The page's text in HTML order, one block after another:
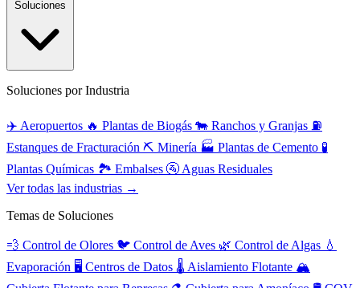
Soluciones por Industria
✈️ Aeropuertos 🔥 Plantas de Biogás 🐄 Ranchos y Granjas ⛽
Estanques de Fracturación ⛏️ Minería 🏭 Plantas de Cemento 🧪
Plantas Químicas 🏞️ Embalses 🚰 Aguas Residuales
Ver todas las industrias →
Temas de Soluciones
💨 Control de Olores 🐦 Control de Aves 🌿 Control de Algas 💧
Evaporación 🖥️ Centros de Datos 🌡️ Aislamiento Flotante 🏔️